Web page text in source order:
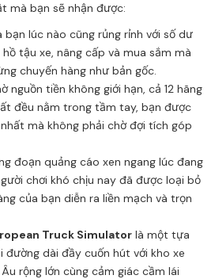
mà bạn sẽ nhận được:
bạn lúc nào cũng rủng rỉnh với số dư
tậu xe, nâng cấp và mua sắm mà
chuyến hàng như bản gốc.
nguồn tiền không giới hạn, cả 12 hãng
đều nằm trong tầm tay, bạn được
mà không phải chờ đợi tích góp
đoạn quảng cáo xen ngang lúc đang
chơi khó chịu nay đã được loại bỏ
của bạn diễn ra liền mạch và trọn
Truck Simulator là một tựa
đường dài đầy cuốn hút với kho xe
rộng lớn cùng cảm giác cầm lái